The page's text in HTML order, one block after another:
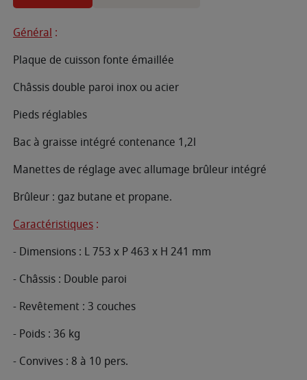
Général :
Plaque de cuisson fonte émaillée
Châssis double paroi inox ou acier
Pieds réglables
Bac à graisse intégré contenance 1,2l
Manettes de réglage avec allumage brûleur intégré
Brûleur : gaz butane et propane.
Caractéristiques :
- Dimensions : L 753 x P 463 x H 241 mm
- Châssis : Double paroi
- Revêtement : 3 couches
- Poids : 36 kg
- Convives : 8 à 10 pers.